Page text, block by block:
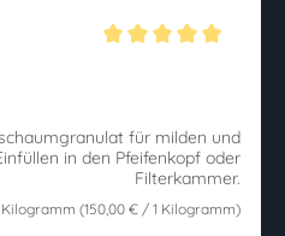
für milden und
in den Pfeifenkopf oder
Filterkammer.
Kilogramm (150,00 € / 1 Kilogramm)